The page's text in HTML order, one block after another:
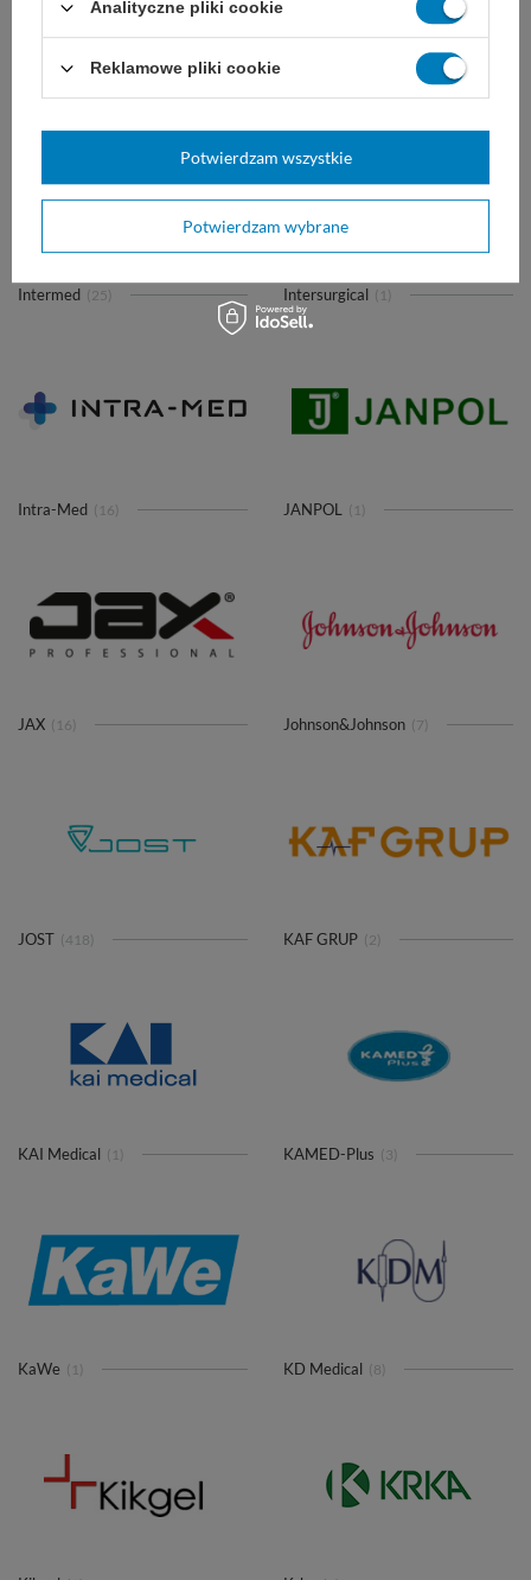
Instytut Żywności
Intermed (25) Intersurgical (1)
Intra-Med (16) JANPOL (1)
JAX (16) Johnson&Johnson (7)
JOST (418) KAF GRUP (2)
KAI Medical (1) KAMED-Plus (3)
KaWe (1) KD Medical (8)
Analityczne pliki cookie
Reklamowe pliki cookie
Potwierdzam wybrane
Potwierdzam wszystkie